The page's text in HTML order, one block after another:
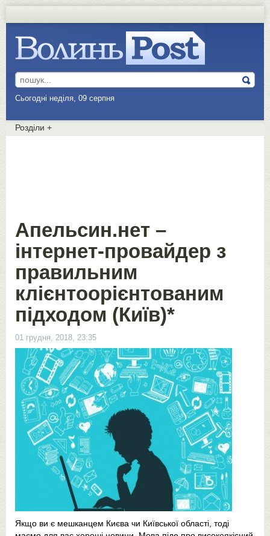
Сьогодні неділя, 09 серпня
Розділи +
Апельсин.нет –
інтернет-провайдер з
правильним
клієнтоорієнтованим
підходом (Київ)*
01 грудня, 2018, 23:35
Якщо ви є мешканцем Києва чи Київської області, тоді